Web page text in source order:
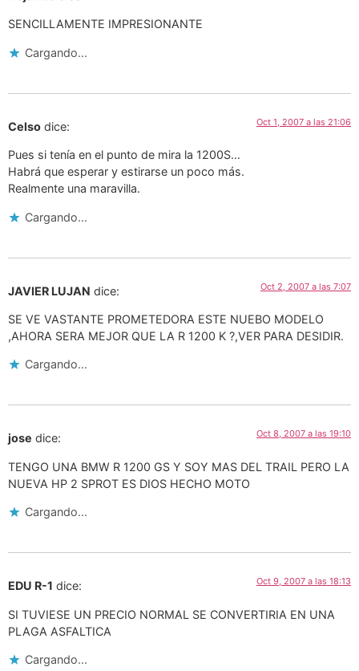
SENCILLAMENTE IMPRESIONANTE
Cargando...
Celso dice: Oct 1, 2007 a las 21:06
Pues si tenía en el punto de mira la 1200S…
Habrá que esperar y estirarse un poco más.
Realmente una maravilla.
Cargando...
JAVIER LUJAN dice: Oct 2, 2007 a las 7:07
SE VE VASTANTE PROMETEDORA ESTE NUEBO MODELO
,AHORA SERA MEJOR QUE LA R 1200 K ?,VER PARA DESIDIR.
Cargando...
jose dice: Oct 8, 2007 a las 19:10
TENGO UNA BMW R 1200 GS Y SOY MAS DEL TRAIL PERO LA
NUEVA HP 2 SPROT ES DIOS HECHO MOTO
Cargando...
EDU R-1 dice: Oct 9, 2007 a las 18:13
SI TUVIESE UN PRECIO NORMAL SE CONVERTIRIA EN UNA
PLAGA ASFALTICA
Cargando...